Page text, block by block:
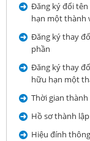
Đăng ký đổi
hạn một thành
Đăng ký thay
phần
Đăng ký thay
hữu hạn một
Thời gian
Hồ sơ thành
Hiệu đính